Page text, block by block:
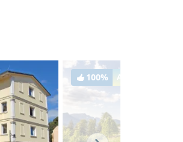
100% AWARD